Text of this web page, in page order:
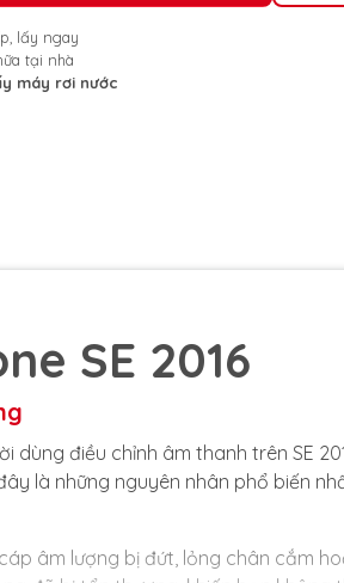
lấy ngay
tại nhà
máy rơi nước
SE 2016
điều chỉnh âm thanh trên SE
là những nguyên nhân phổ biến
âm lượng bị đứt, lỏng chân cắm